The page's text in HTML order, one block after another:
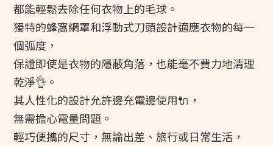
都能輕鬆去除任何衣物上的毛球。
獨特的蜂窩網罩和浮動式刀頭設計適應衣物的每一
個弧度，
保證即使是衣物的隱蔽角落，也能毫不費力地清理
乾淨👌。
其人性化的設計允許邊充電邊使用🔌，
無需擔心電量問題。
輕巧便攜的尺寸，無論出差、旅行或日常生活，